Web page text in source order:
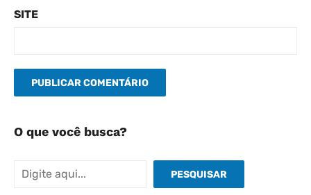
SITE
O que você busca?
Pesquisar
PESQUISAR